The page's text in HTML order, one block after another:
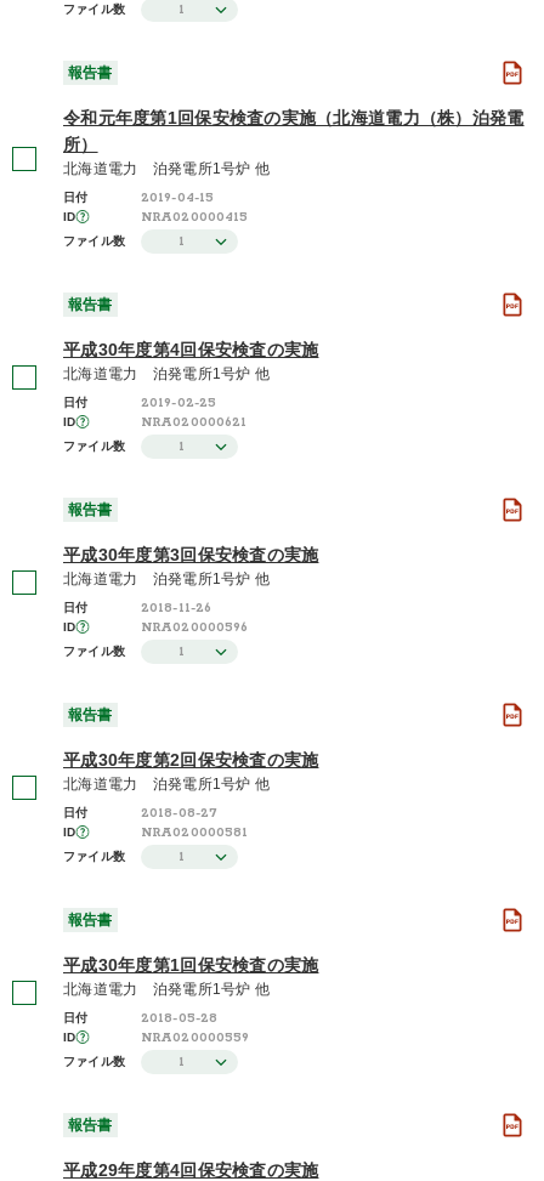
ファイル数 1
報告書
令和元年度第1回保安検査の実施（北海道電力（株）泊発電
所）
北海道電力 泊発電所1号炉 他
日付 2019-04-15
ID NRA020000415
ファイル数 1
報告書
平成30年度第4回保安検査の実施
北海道電力 泊発電所1号炉 他
日付 2019-02-25
ID NRA020000621
ファイル数 1
報告書
平成30年度第3回保安検査の実施
北海道電力 泊発電所1号炉 他
日付 2018-11-26
ID NRA020000596
ファイル数 1
報告書
平成30年度第2回保安検査の実施
北海道電力 泊発電所1号炉 他
日付 2018-08-27
ID NRA020000581
ファイル数 1
報告書
平成30年度第1回保安検査の実施
北海道電力 泊発電所1号炉 他
日付 2018-05-28
ID NRA020000559
ファイル数 1
報告書
平成29年度第4回保安検査の実施